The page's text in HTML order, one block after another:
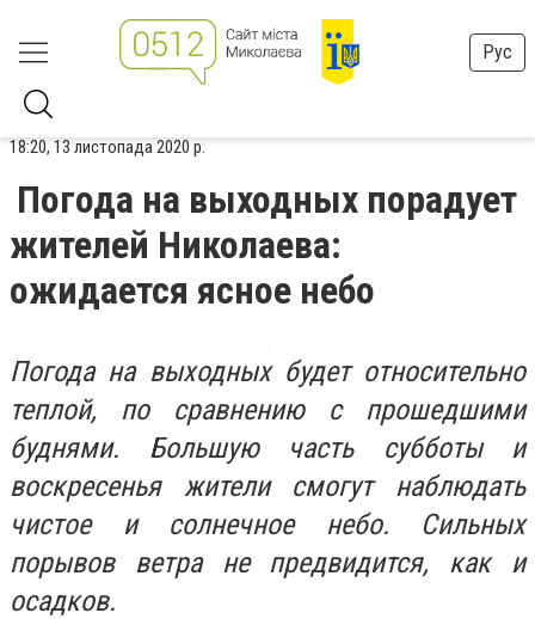
Рус
18:20, 13 листопада 2020 р.
Погода на выходных порадует
жителей Николаева:
ожидается ясное небо
Погода на выходных будет относительно
теплой, по сравнению с прошедшими
буднями. Большую часть субботы и
воскресенья жители смогут наблюдать
чистое и солнечное небо. Сильных
порывов ветра не предвидится, как и
осадков.